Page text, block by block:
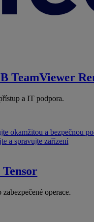
TeamViewer
a IT podpora.
okamžitou a bezpečnou
a spravujte zařízení
operace.